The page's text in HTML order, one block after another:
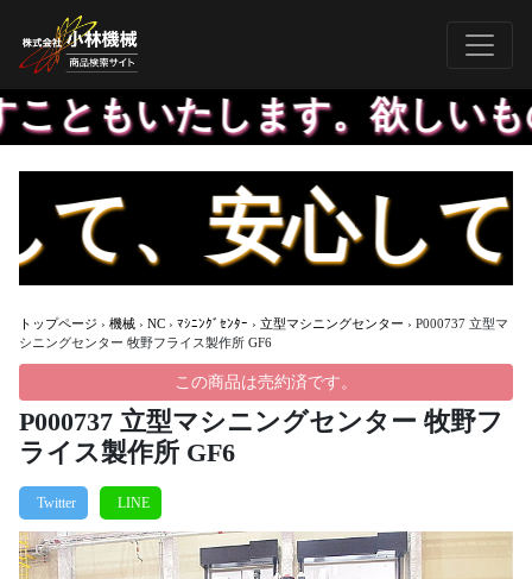
たします。欲しいもの登
安心してお
トップページ › 機械 › NC › ﾏｼﾆﾝｸﾞｾﾝﾀｰ › 立型マシニングセンター › P000737 立型マ
シニングセンター 牧野フライス製作所 GF6
この商品は売約済です。
P000737 立型マシニングセンター 牧野フ
ライス製作所 GF6